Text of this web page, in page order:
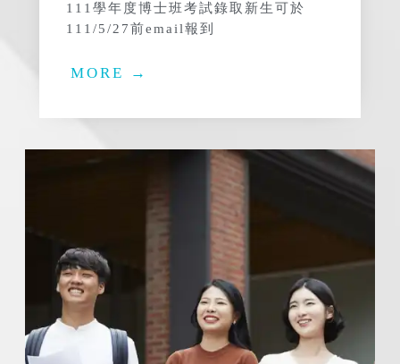
111學年度博士班考試錄取新生可於
111/5/27前email報到
MORE →